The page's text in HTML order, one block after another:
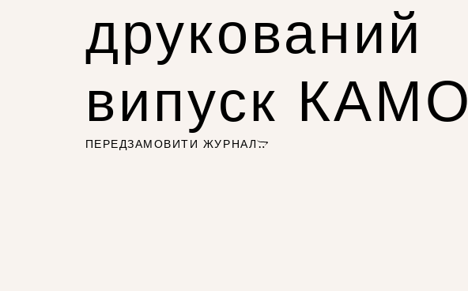
друкований
випуск КАМО
ПЕРЕДЗАМОВИТИ ЖУРНАЛ